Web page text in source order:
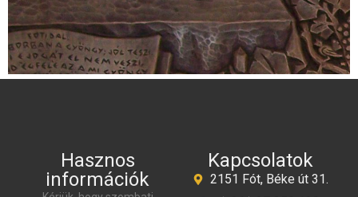
Hasznos
információk
Kapcsolatok
2151 Fót, Béke út 31.